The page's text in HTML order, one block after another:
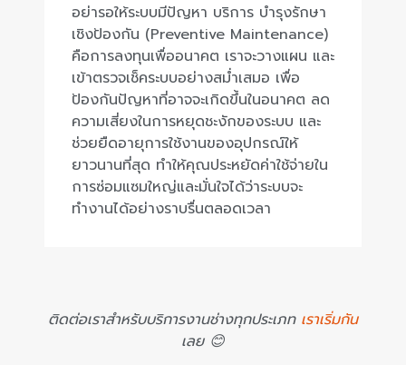
อย่ารอให้ระบบมีปัญหา บริการ บำรุงรักษา
เชิงป้องกัน (Preventive Maintenance)
คือการลงทุนเพื่ออนาคต เราจะวางแผน และ
เข้าตรวจเช็คระบบอย่างสม่ำเสมอ เพื่อ
ป้องกันปัญหาที่อาจจะเกิดขึ้นในอนาคต ลด
ความเสี่ยงในการหยุดชะงักของระบบ และ
ช่วยยืดอายุการใช้งานของอุปกรณ์ให้
ยาวนานที่สุด ทำให้คุณประหยัดค่าใช้จ่ายใน
การซ่อมแซมใหญ่และมั่นใจได้ว่าระบบจะ
ทำงานได้อย่างราบรื่นตลอดเวลา
ติดต่อเราสำหรับบริการงานช่างทุกประเภท เราเริ่มกัน
เลย 😊